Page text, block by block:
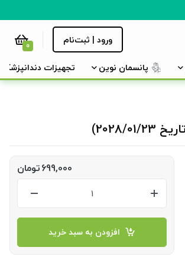
ورود | ثبت‌نام 0
پانسمان نوین تجهیزات دندانپزشکی
699,000تومان
افزودن به سبد خرید